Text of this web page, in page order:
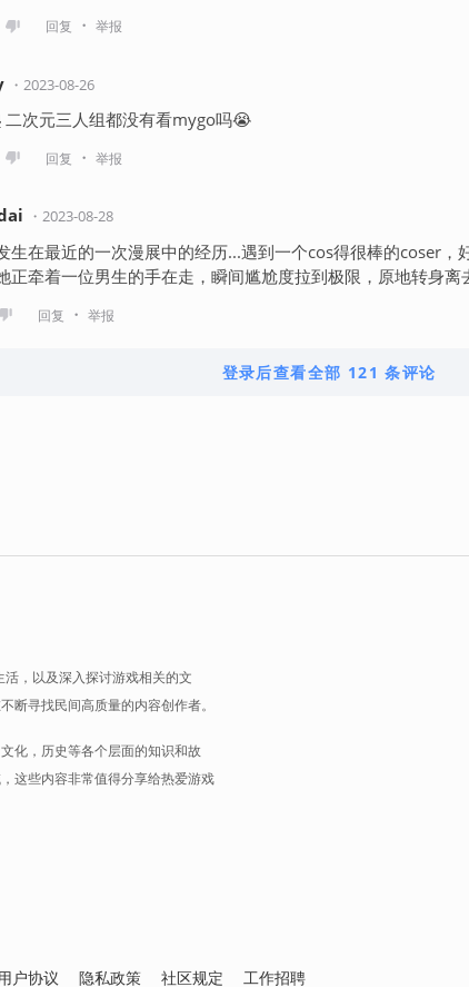
回复 ・ 举报
・ 2023-08-26
二次元三人组都没有看mygo吗😭
回复 ・ 举报
・ 2023-08-28
生在最近的一次漫展中的经历...遇到一个cos得很棒的coser，
正牵着一位男生的手在走，瞬间尴尬度拉到极限，原地转身
回复 ・ 举报
登录后查看全部 121 条评论
，以及深入探讨游戏相关的文
断寻找民间高质量的内容创作者。
化，历史等各个层面的知识和故
这些内容非常值得分享给热爱游戏
用户协议 隐私政策 社区规定 工作招聘